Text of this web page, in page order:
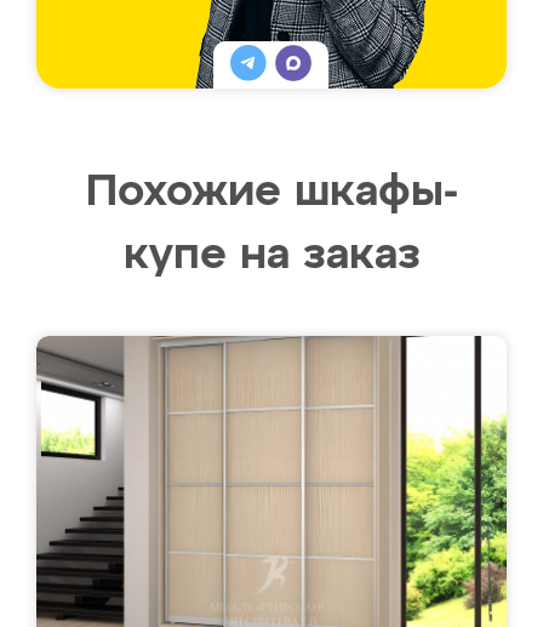
Похожие шкафы-
купе на заказ